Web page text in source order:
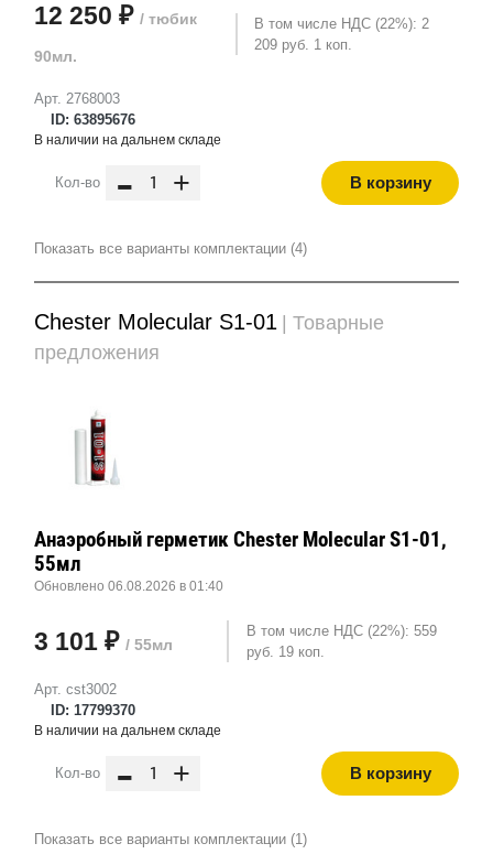
Арт. 2768003
ID: 63895676
12 250 ₽ / тюбик
90мл.
В том числе НДС (22%): 2
209 руб. 1 коп.
В наличии на дальнем складе
Кол-во - + В корзину
Показать все варианты комплектации (4)
Chester Molecular S1-01
| Товарные
предложения
Арт. cst3002
ID: 17799370
Анаэробный герметик Chester Molecular S1-01,
55мл
Обновлено 06.08.2026 в 01:40
3 101 ₽ / 55мл
В том числе НДС (22%): 559
руб. 19 коп.
В наличии на дальнем складе
Кол-во - + В корзину
Показать все варианты комплектации (1)